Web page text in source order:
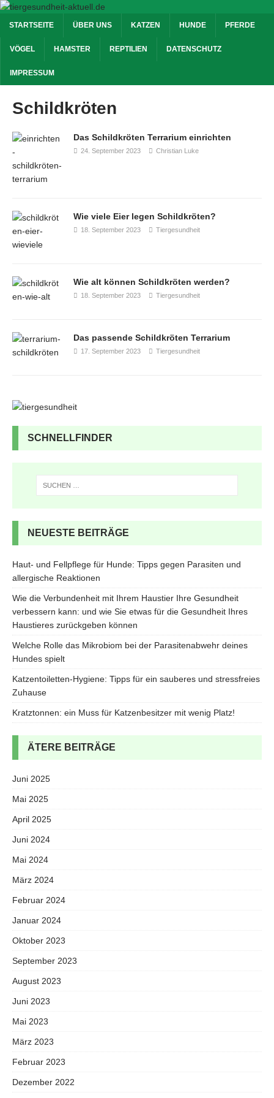
STARTSEITE ÜBER UNS KATZEN HUNDE PFERDE
VÖGEL HAMSTER REPTILIEN DATENSCHUTZ
IMPRESSUM
Schildkröten
Das Schildkröten Terrarium einrichten
24. September 2023 Christian Luke
Wie viele Eier legen Schildkröten?
18. September 2023 Tiergesundheit
Wie alt können Schildkröten werden?
18. September 2023 Tiergesundheit
Das passende Schildkröten Terrarium
17. September 2023 Tiergesundheit
SCHNELLFINDER
NEUESTE BEITRÄGE
Haut- und Fellpflege für Hunde: Tipps gegen Parasiten und
allergische Reaktionen
Wie die Verbundenheit mit Ihrem Haustier Ihre Gesundheit
verbessern kann: und wie Sie etwas für die Gesundheit Ihres
Haustieres zurückgeben können
Welche Rolle das Mikrobiom bei der Parasitenabwehr deines
Hundes spielt
Katzentoiletten-Hygiene: Tipps für ein sauberes und stressfreies
Zuhause
Kratztonnen: ein Muss für Katzenbesitzer mit wenig Platz!
ÄTERE BEITRÄGE
Juni 2025
Mai 2025
April 2025
Juni 2024
Mai 2024
März 2024
Februar 2024
Januar 2024
Oktober 2023
September 2023
August 2023
Juni 2023
Mai 2023
März 2023
Februar 2023
Dezember 2022